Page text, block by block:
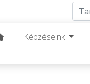
Képzéseink